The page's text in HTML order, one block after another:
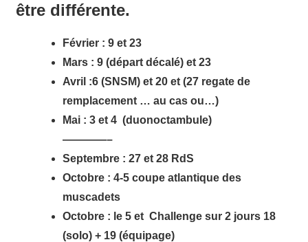
être différente.
Février : 9 et 23
Mars : 9 (départ décalé) et 23
Avril :6 (SNSM) et 20 et (27 regate de
remplacement … au cas ou…)
Mai : 3 et 4 (duonoctambule)
————–
Septembre : 27 et 28 RdS
Octobre : 4-5 coupe atlantique des
muscadets
Octobre : le 5 et Challenge sur 2 jours 18
(solo) + 19 (équipage)